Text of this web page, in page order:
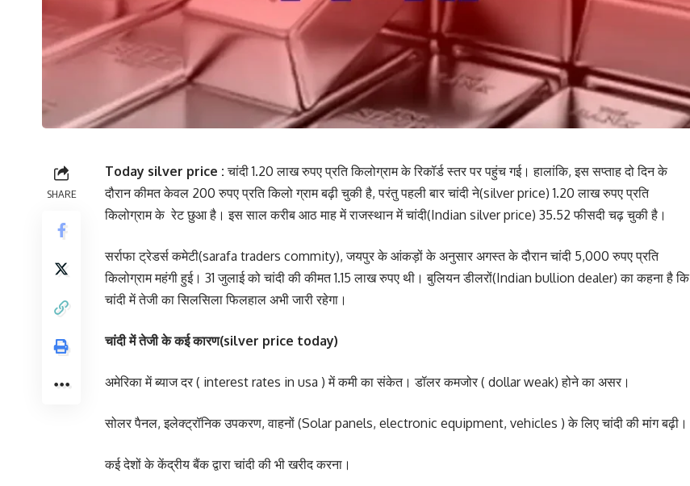
SHARE
Today silver price :चांदी 1.20 लाख रुपए प्रति किलोग्राम के रिकॉर्ड स्तर पर पहुंच गई। हालांकि, इस सप्ताह दो दिन के
दौरान कीमत केवल 200 रुपए प्रति किलो ग्राम बढ़ी चुकी है, परंतु पहली बार चांदी ने(silver price) 1.20 लाख रुपए प्रति
किलोग्राम के रेट छुआ है। इस साल करीब आठ माह में राजस्थान में चांदी(Indian silver price) 35.52 फीसदी चढ़ चुकी है।
सर्राफा ट्रेडर्स कमेटी(sarafa traders commity), जयपुर के आंकड़ों के अनुसार अगस्त के दौरान चांदी 5,000 रुपए प्रति
किलोग्राम महंगी हुई। 31 जुलाई को चांदी की कीमत 1.15 लाख रुपए थी। बुलियन डीलरों(Indian bullion dealer) का कहना है कि
चांदी में तेजी का सिलसिला फिलहाल अभी जारी रहेगा।
चांदी में तेजी के कई कारण(silver price today)
अमेरिका में ब्याज दर ( interest rates in usa ) में कमी का संकेत। डॉलर कमजोर ( dollar weak) होने का असर।
सोलर पैनल, इलेक्ट्रॉनिक उपकरण, वाहनों (Solar panels, electronic equipment, vehicles ) के लिए चांदी की मांग बढ़ी।
कई देशों के केंद्रीय बैंक द्वारा चांदी की भी खरीद करना।